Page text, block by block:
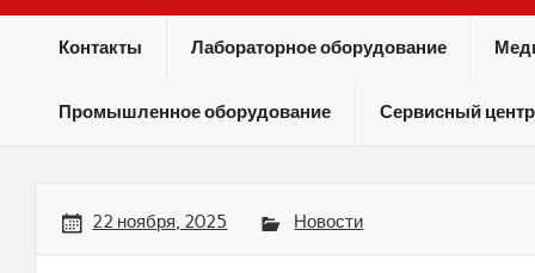
Контакты Лабораторное оборудование
Промышленное оборудование Сервисный центр
22 ноября, 2025 Новости